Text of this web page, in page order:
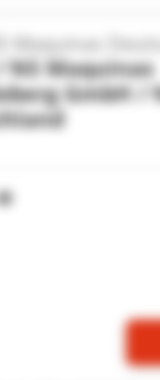
Maquinas
NS Maquinas
GmbH /